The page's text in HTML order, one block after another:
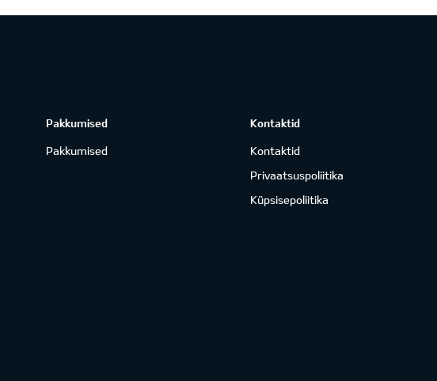
Pakkumised
Pakkumised
Kontaktid
Kontaktid
Privaatsuspoliitika
Küpsisepoliitika